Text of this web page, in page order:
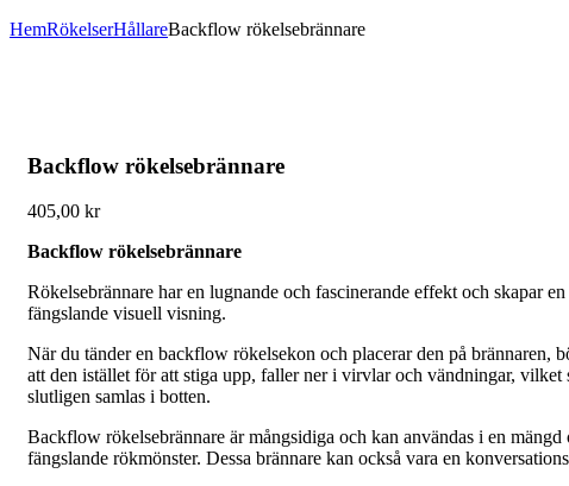
HemRökelserHållareBackflow rökelsebrännare
Backflow rökelsebrännare
405,00 kr
Backflow rökelsebrännare
Rökelsebrännare har en lugnande och fascinerande effekt och skapar
fängslande visuell visning.
När du tänder en backflow rökelsekon och placerar den på
att den istället för att stiga upp, faller ner i virvlar och vändningar,
slutligen samlas i botten.
Backflow rökelsebrännare är mångsidiga och kan användas i en
fängslande rökmönster. Dessa brännare kan också vara en